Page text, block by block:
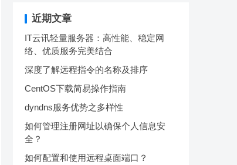
近期文章
IT云讯轻量服务器：高性能、稳定网
络、优质服务完美结合
深度了解远程指令的名称及排序
CentOS下载简易操作指南
dyndns服务优势之多样性
如何管理注册网址以确保个人信息安
全？
如何配置和使用远程桌面端口？